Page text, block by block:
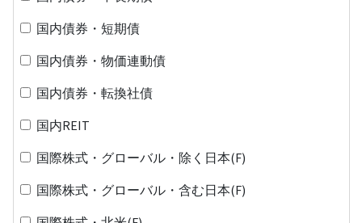
国内債券・短期債
国内債券・物価連動債
国内債券・転換社債
国内REIT
国際株式・グローバル・除く日本(F)
国際株式・グローバル・含む日本(F)